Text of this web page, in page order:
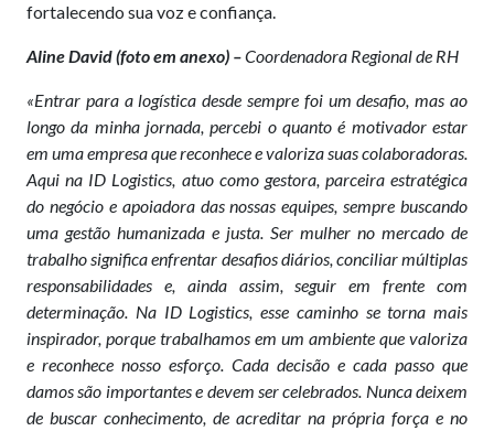
fortalecendo sua voz e confiança.
Aline David (foto em anexo) –Coordenadora Regional de RH
«Entrar para a logística desde sempre foi um desafio, mas ao
longo da minha jornada, percebi o quanto é motivador estar
em uma empresa que reconhece e valoriza suas colaboradoras.
Aqui na ID Logistics, atuo como gestora, parceira estratégica
do negócio e apoiadora das nossas equipes, sempre buscando
uma gestão humanizada e justa. Ser mulher no mercado de
trabalho significa enfrentar desafios diários, conciliar múltiplas
responsabilidades e, ainda assim, seguir em frente com
determinação. Na ID Logistics, esse caminho se torna mais
inspirador, porque trabalhamos em um ambiente que valoriza
e reconhece nosso esforço. Cada decisão e cada passo que
damos são importantes e devem ser celebrados. Nunca deixem
de buscar conhecimento, de acreditar na própria força e no